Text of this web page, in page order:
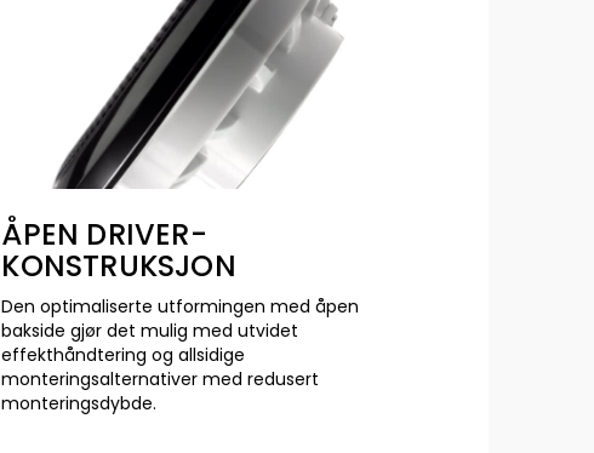
ÅPEN DRIVER-
KONSTRUKSJON
Den optimaliserte utformingen med åpen
bakside gjør det mulig med utvidet
effekthåndtering og allsidige
monteringsalternativer med redusert
monteringsdybde.